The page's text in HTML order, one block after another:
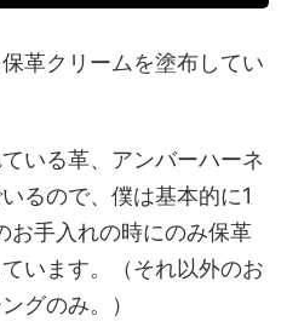
革クリームを塗布してい
いる革、アンバーハーネ
るので、僕は基本的に1
お手入れの時にのみ保革
います。（それ以外のお
グのみ。）